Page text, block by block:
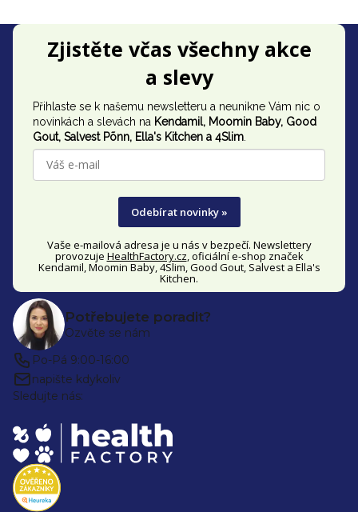
Z
Zjistěte včas všechny akce
a slevy
Přihlaste se k našemu newsletteru a neunikne Vám nic o
novinkách a slevách na Kendamil, Moomin Baby, Good
Gout, Salvest Põnn, Ella's Kitchen a 4Slim.
Odebírat novinky »
Vaše e-mailová adresa je u nás v bezpečí. Newslettery
provozuje HealthFactory.cz, oficiálníe-shop značek
Kendamil, Moomin Baby, 4Slim, Good Gout, Salvest a Ella's
Kitchen.
Potřebujete poradit?
Ozvěte se nám
Po-Pá 9:00-16:00
napište kdykoliv
Sledujte nás: